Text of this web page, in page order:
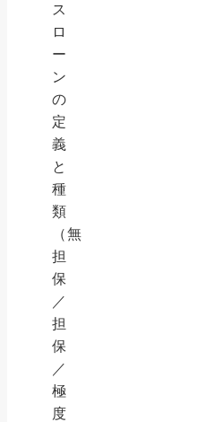
ス
ロ
ー
ン
の
定
義
と
種
類
（無
担
保
／
担
保
／
極
度